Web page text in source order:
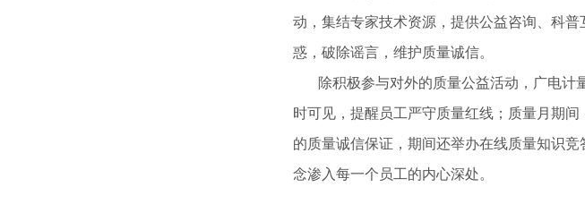
动，集结专家技术资源，提供公益咨询、科
惑，破除谣言，维护质量诚信。
除积极参与对外的质量公益活动，广电计
时可见，提醒员工严守质量红线；质量月期
的质量诚信保证，期间还举办在线质量知识
念渗入每一个员工的内心深处。